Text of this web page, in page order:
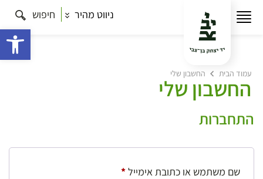
ניווט מהיר חיפוש
עמוד הבית החשבון שלי
החשבון שלי
התחברות
שם משתמש או כתובת אימייל*חובה